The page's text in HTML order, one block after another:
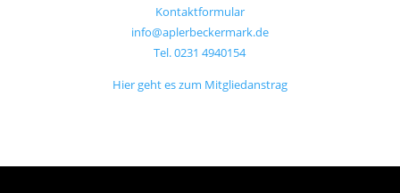
Kontaktformular
info@aplerbeckermark.de
Tel. 0231 4940154
Hier geht es zum Mitgliedanstrag